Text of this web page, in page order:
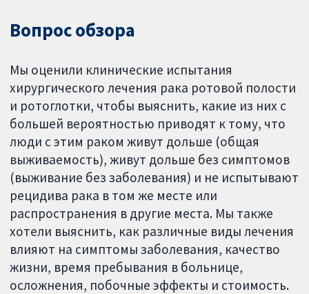
Вопрос обзора
Мы оценили клинические испытания
хирургического лечения рака ротовой полости
и ротоглотки, чтобы выяснить, какие из них с
большей вероятностью приводят к тому, что
люди с этим раком живут дольше (общая
выживаемость), живут дольше без симптомов
(выживание без заболевания) и не испытывают
рецидива рака в том же месте или
распространения в другие места. Мы также
хотели выяснить, как различные виды лечения
влияют на симптомы заболевания, качество
жизни, время пребывания в больнице,
осложнения, побочные эффекты и стоимость.